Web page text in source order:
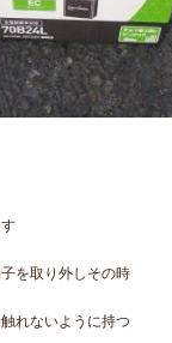
を取り外しその時
れないように持つ